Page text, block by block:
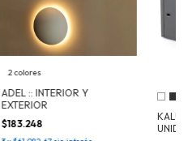
2 colores
ADEL :: INTERIOR Y
EXTERIOR
$183.248
KALU